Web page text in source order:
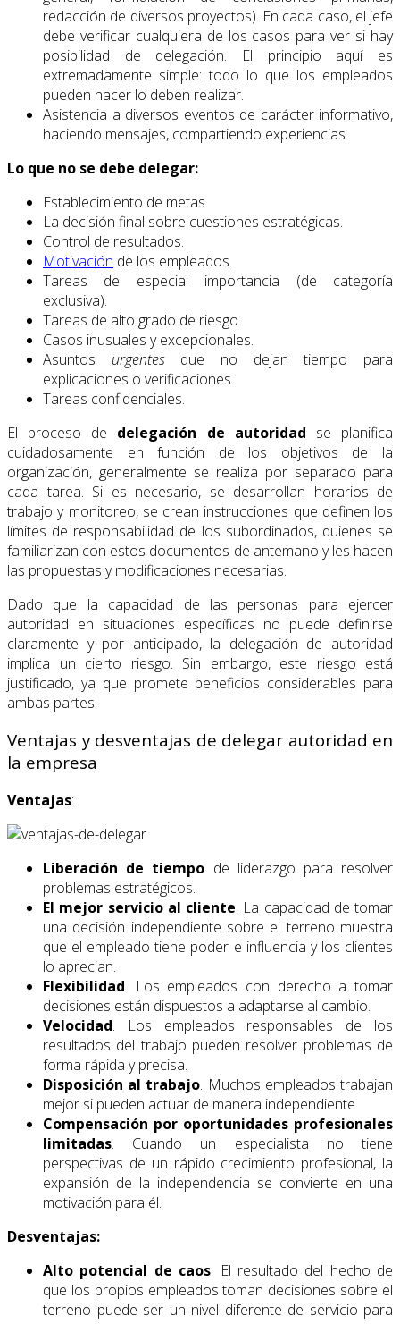
redacción de diversos proyectos). En cada caso, el jefe
debe verificar cualquiera de los casos para ver si hay
posibilidad de delegación. El principio aquí es
extremadamente simple: todo lo que los empleados
pueden hacer lo deben realizar.
Asistencia a diversos eventos de carácter informativo,
haciendo mensajes, compartiendo experiencias.
Lo que no se debe delegar:
Establecimiento de metas.
La decisión final sobre cuestiones estratégicas.
Control de resultados.
Motivación de los empleados.
Tareas de especial importancia (de categoría
exclusiva).
Tareas de alto grado de riesgo.
Casos inusuales y excepcionales.
Asuntos urgentesque no dejan tiempo para
explicaciones o verificaciones.
Tareas confidenciales.
El proceso de delegación de autoridad se planifica
cuidadosamente en función de los objetivos de la
organización, generalmente se realiza por separado para
cada tarea. Si es necesario, se desarrollan horarios de
trabajo y monitoreo, se crean instrucciones que definen los
límites de responsabilidad de los subordinados, quienes se
familiarizan con estos documentos de antemano y les hacen
las propuestas y modificaciones necesarias.
Dado que la capacidad de las personas para ejercer
autoridad en situaciones específicas no puede definirse
claramente y por anticipado, la delegación de autoridad
implica un cierto riesgo. Sin embargo, este riesgo está
justificado, ya que promete beneficios considerables para
ambas partes.
Ventajas y desventajas de delegar autoridad en
la empresa
Ventajas:
Liberación de tiempo de liderazgo para resolver
problemas estratégicos.
El mejor servicio al cliente. La capacidad de tomar
una decisión independiente sobre el terreno muestra
que el empleado tiene poder e influencia y los clientes
lo aprecian.
Flexibilidad. Los empleados con derecho a tomar
decisiones están dispuestos a adaptarse al cambio.
Velocidad. Los empleados responsables de los
resultados del trabajo pueden resolver problemas de
forma rápida y precisa.
Disposición al trabajo. Muchos empleados trabajan
mejor si pueden actuar de manera independiente.
Compensación por oportunidades profesionales
limitadas. Cuando un especialista no tiene
perspectivas de un rápido crecimiento profesional, la
expansión de la independencia se convierte en una
motivación para él.
Desventajas:
Alto potencial de caos. El resultado del hecho de
que los propios empleados toman decisiones sobre el
terreno puede ser un nivel diferente de servicio para